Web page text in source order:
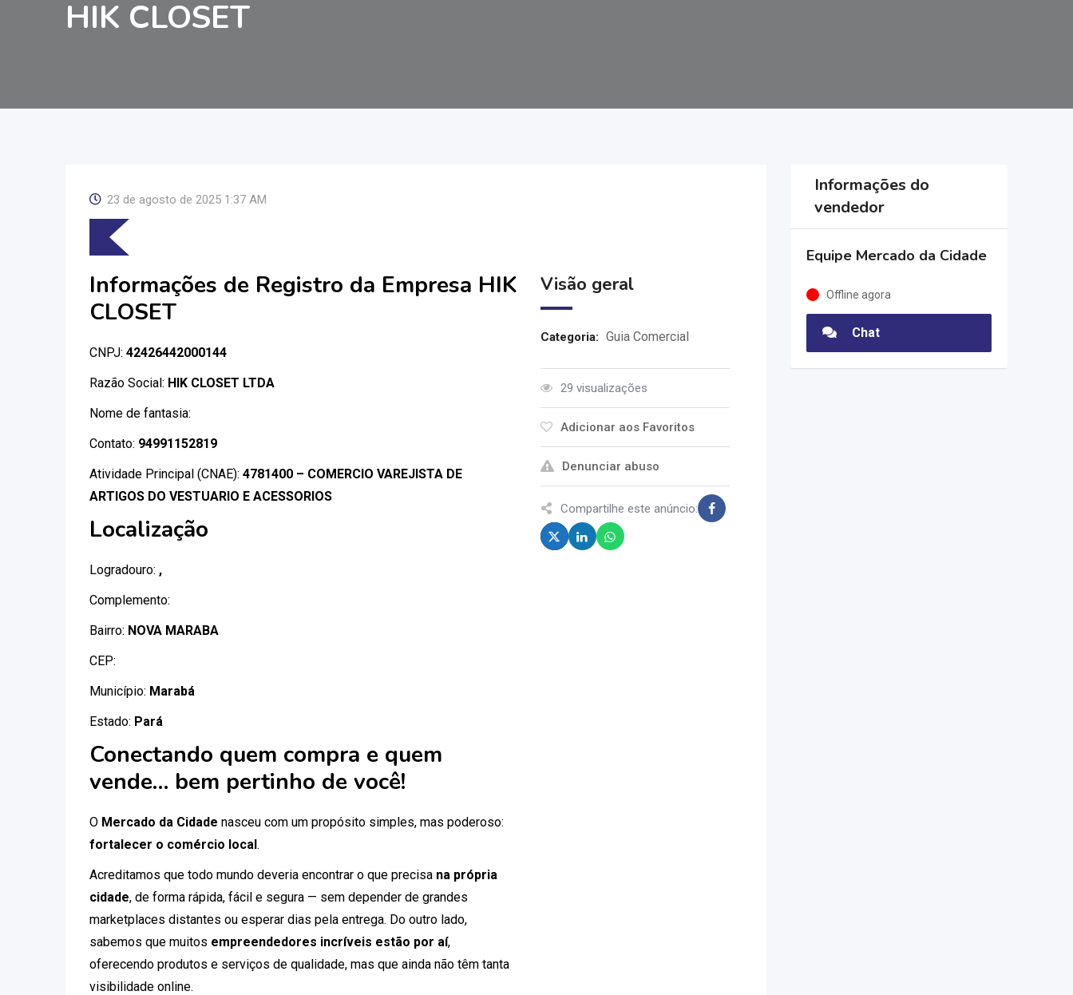
HIK CLOSET
23 de agosto de 2025 1:37 AM
Informações de Registro da Empresa HIK
CLOSET
CNPJ: 42426442000144
Razão Social: HIK CLOSET LTDA
Nome de fantasia:
Contato: 94991152819
Atividade Principal (CNAE): 4781400 – COMERCIO VAREJISTA DE
ARTIGOS DO VESTUARIO E ACESSORIOS
Localização
Logradouro: ,
Complemento:
Bairro: NOVA MARABA
CEP:
Município: Marabá
Estado: Pará
Conectando quem compra e quem
vende… bem pertinho de você!
O Mercado da Cidade nasceu com um propósito simples, mas poderoso:
fortalecer o comércio local.
Acreditamos que todo mundo deveria encontrar o que precisa na própria
cidade, de forma rápida, fácil e segura — sem depender de grandes
marketplaces distantes ou esperar dias pela entrega. Do outro lado,
sabemos que muitos empreendedores incríveis estão por aí,
oferecendo produtos e serviços de qualidade, mas que ainda não têm tanta
visibilidade online.
Visão geral
Categoria: Guia Comercial
29 visualizações
Adicionar aos Favoritos
Denunciar abuso
Compartilhe este anúncio:
Informações do
vendedor
Equipe Mercado da Cidade
Offline agora
Chat